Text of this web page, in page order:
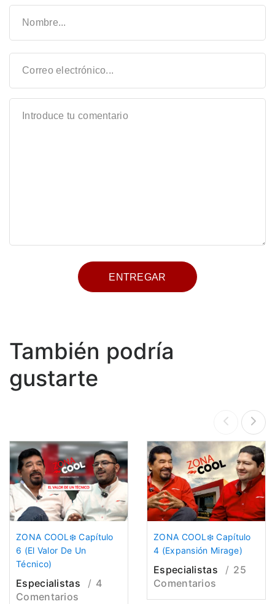
También podría
gustarte
ZONA COOL❄️ Capítulo
6 (El Valor De Un
Técnico)
Especialistas
4
Comentarios
ZONA COOL❄️ Capítulo
4 (Expansión Mirage)
Especialistas
25
Comentarios